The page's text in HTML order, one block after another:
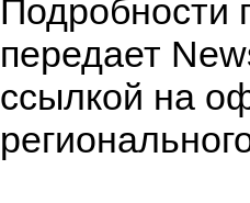
Подробности
передает
ссылкой на